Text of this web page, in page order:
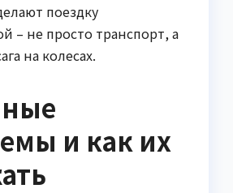
поездку
– не просто транспорт, а
на колесах.
и как их